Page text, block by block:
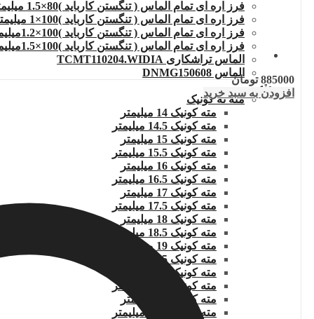
فرز اره ای تمام الماس ( تنگستن کارباید )80×1.5 میلیمتر
فرز اره ای تمام الماس ( تنگستن کارباید )100×1 میلیمتر
فرز اره ای تمام الماس ( تنگستن کارباید )100×1.2میلیمتر
فرز اره ای تمام الماس ( تنگستن کارباید )100×1.5میلیمتر
الماس تراشکاری TCMT110204.WIDIA
الماس DNMG150608
مته
مته ته کونیک
مته کونیک 14 میلیمتر
مته کونیک 14.5 میلیمتر
مته کونیک 15 میلیمتر
مته کونیک 15.5 میلیمتر
مته کونیک 16 میلیمتر
مته کونیک 16.5 میلیمتر
مته کونیک 17 میلیمتر
مته کونیک 17.5 میلیمتر
مته کونیک 18 میلیمتر
مته کونیک 18.5 میلیمتر
مته کونیک 19 میلیمتر
مته کونیک 19.5 میلیمتر
مته کونیک 20 میلیمتر
مته کونیک 20.5 میلیمتر
مته کونیک 21 میلیمتر
مته کونیک 21.5 میلیمتر
885000 تومان
افزودن به سبد خرید